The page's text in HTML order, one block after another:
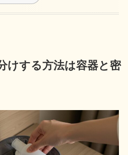
けする方法は容器と密